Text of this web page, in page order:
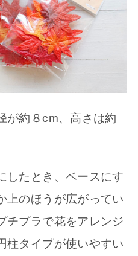
が約８cm、高さは約
したとき、ベースにす
上のほうが広がってい
チプラで花をアレンジ
柱タイプが使いやすい